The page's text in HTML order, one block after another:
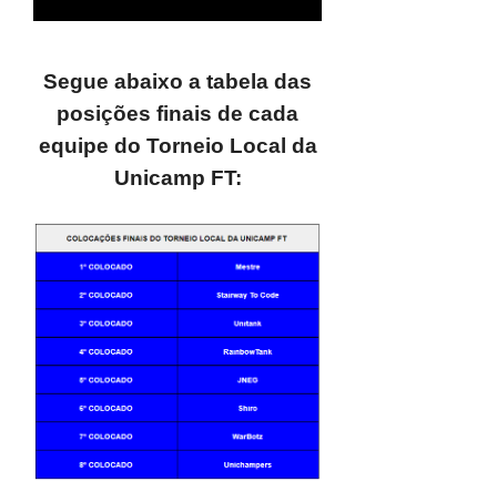
Segue abaixo a tabela das
posições finais de cada
equipe do Torneio Local da
Unicamp FT: